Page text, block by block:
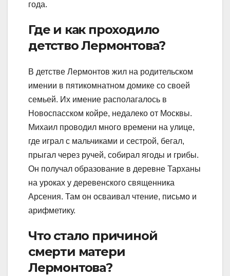
года.
Где и как проходило
детство Лермонтова?
В детстве Лермонтов жил на родительском
имении в пятикомнатном домике со своей
семьей. Их имение располагалось в
Новоспасском койре, недалеко от Москвы.
Михаил проводил много времени на улице,
где играл с мальчиками и сестрой, бегал,
прыгал через ручей, собирал ягоды и грибы.
Он получал образование в деревне Тарханы
на уроках у деревенского священника
Арсения. Там он осваивал чтение, письмо и
арифметику.
Что стало причиной
смерти матери
Лермонтова?